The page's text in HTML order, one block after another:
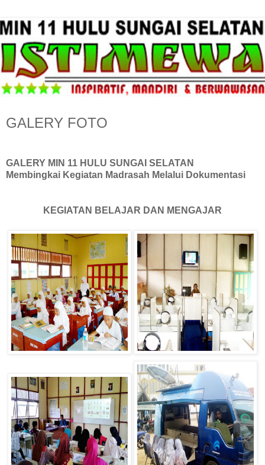
GALERY FOTO
GALERY MIN 11 HULU SUNGAI SELATAN
Membingkai Kegiatan Madrasah Melalui Dokumentasi
KEGIATAN BELAJAR DAN MENGAJAR